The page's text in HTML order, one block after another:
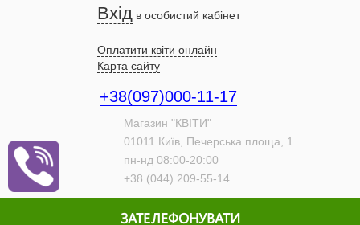
Вхід в особистий кабінет
Оплатити квіти онлайн
Карта сайту
+38(097)000-11-17
Магазин "КВІТИ"
01011 Київ, Печерська площа, 1
пн-нд 08:00-20:00
+38 (044) 209-55-14
ЗАТЕЛЕФОНУВАТИ